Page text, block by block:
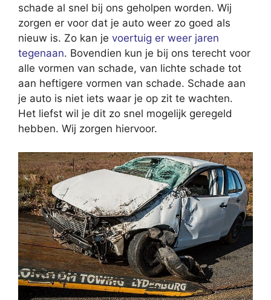
schade al snel bij ons geholpen worden. Wij
zorgen er voor dat je auto weer zo goed als
nieuw is. Zo kan je voertuig er weer jaren
tegenaan. Bovendien kun je bij ons terecht voor
alle vormen van schade, van lichte schade tot
aan heftigere vormen van schade. Schade aan
je auto is niet iets waar je op zit te wachten.
Het liefst wil je dit zo snel mogelijk geregeld
hebben. Wij zorgen hiervoor.